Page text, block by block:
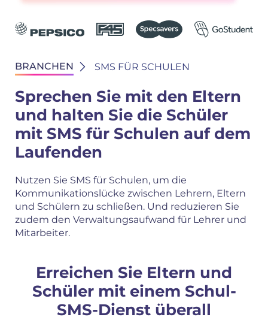
BRANCHEN SMS FÜR SCHULEN
Sprechen Sie mit den Eltern
und halten Sie die Schüler
mit SMS für Schulen auf dem
Laufenden
Nutzen Sie SMS für Schulen, um die
Kommunikationslücke zwischen Lehrern, Eltern
und Schülern zu schließen. Und reduzieren Sie
zudem den Verwaltungsaufwand für Lehrer und
Mitarbeiter.
Erreichen Sie Eltern und
Schüler mit einem Schul-
SMS-Dienst überall